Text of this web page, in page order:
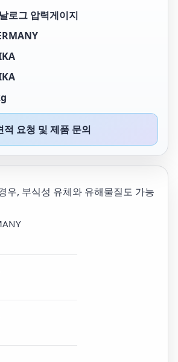
로그 압력게이지
적 요청 및 제품 문의
우, 부식성 유체와 유해물질도 가능